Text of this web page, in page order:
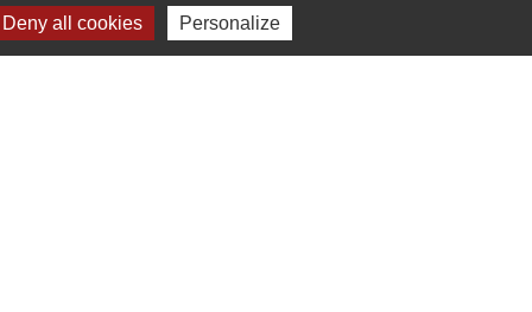
Deny all cookies Personalize